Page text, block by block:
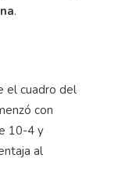
.
el cuadro del
con
10-4 y
al